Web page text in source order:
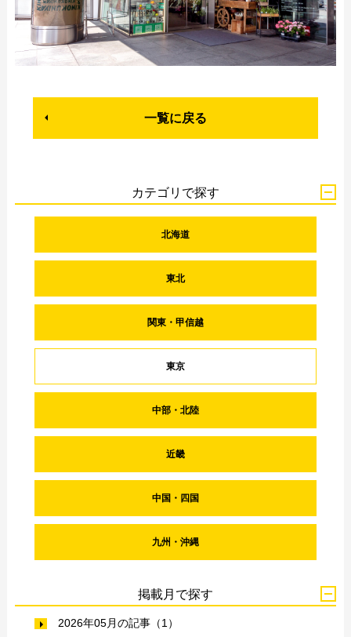
一覧に戻る
カテゴリで探す
北海道
東北
関東・甲信越
東京
中部・北陸
近畿
中国・四国
九州・沖縄
掲載月で探す
2026年05月の記事（1）